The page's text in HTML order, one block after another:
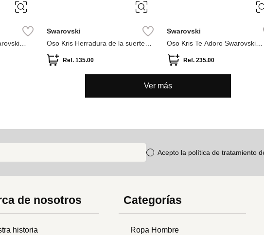
Swarovski
Oso Kris Herradura de la suerte
Ref.135.00
Swarovski
Oso Kris Te Adoro Swarovski
Ref. 235.00
Ver más
Acepto la política de tratamiento
de nosotros
historia
Categorías
Ropa Hombre